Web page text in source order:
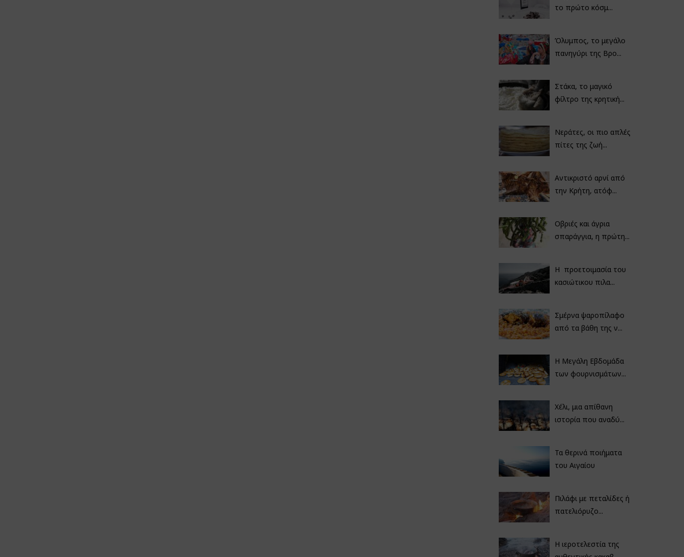
το πρώτο κόσμ...
Όλυμπος, το μεγάλο
πανηγύρι της Βρο...
Στάκα, το μαγικό
φίλτρο της κρητική...
Νεράτες, οι πιο απλές
πίτες της ζωή...
Αντικριστό αρνί από
την Κρήτη, ατόφ...
Οβριές και άγρια
σπαράγγια, η πρώτη...
Η προετοιμασία του
κασιώτικου πιλα...
Σμέρνα ψαροπίλαφο
από τα βάθη της ν...
Η Μεγάλη Εβδομάδα
των φουρνισμάτων...
Χέλι, μια απίθανη
ιστορία που αναδύ...
Τα θερινά ποιήματα
του Αιγαίου
Πιλάφι με πεταλίδες ή
πατελιόρυζο...
Η ιεροτελεστία της